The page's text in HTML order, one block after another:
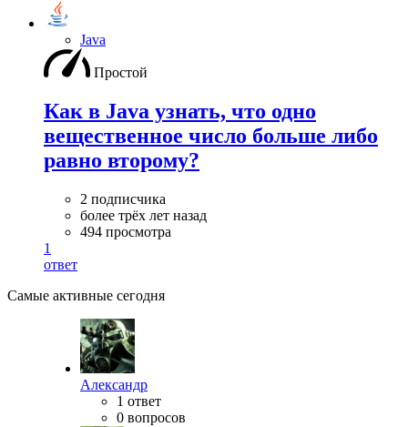
Java
Простой
Как в Java узнать, что одно
вещественное число больше либо
равно второму?
2 подписчика
более трёх лет назад
494 просмотра
1
ответ
Самые активные сегодня
Александр
1 ответ
0 вопросов